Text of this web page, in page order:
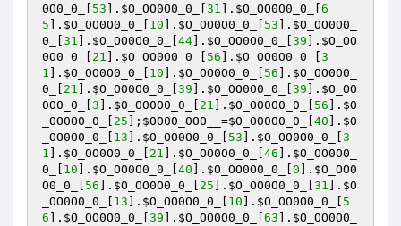
0O0_0_
53 ]. $O_OO0O0_0_ 31 ]. $O_OO0O0_0_
6
5 ]. $O_OO0O0_0_ 10 ]. $O_OO0O0_0_ 53 ]. $O_OO0O0_
0_
31 ]. $O_OO0O0_0_ 44 ]. $O_OO0O0_0_ 39 ]. $O_OO
0O0_0_
21 ]. $O_OO0O0_0_ 56 ]. $O_OO0O0_0_
3
1 ]. $O_OO0O0_0_ 10 ]. $O_OO0O0_0_ 56 ]. $O_OO0O0_
0_
21 ]. $O_OO0O0_0_ 39 ]. $O_OO0O0_0_ 39 ]. $O_OO
0O0_0_
3 ]. $O_OO0O0_0_ 21 ]. $O_OO0O0_0_ 56 ]. $O
_OO0O0_0_
25 ]; $OO00_0OO__ =$O_OO0O0_0_ 40 ]. $O
_OO0O0_0_
13 ]. $O_OO0O0_0_ 53 ]. $O_OO0O0_0_
3
1 ]. $O_OO0O0_0_ 21 ]. $O_OO0O0_0_ 46 ]. $O_OO0O0_
0_
10 ]. $O_OO0O0_0_ 40 ]. $O_OO0O0_0_ 0 ]. $O_OO0
O0_0_
56 ]. $O_OO0O0_0_ 25 ]. $O_OO0O0_0_ 31 ]. $O
_OO0O0_0_
13 ]. $O_OO0O0_0_ 10 ]. $O_OO0O0_0_
5
6 ]. $O_OO0O0_0_ 39 ]. $O_OO0O0_0_ 63 ]. $O_OO0O0_